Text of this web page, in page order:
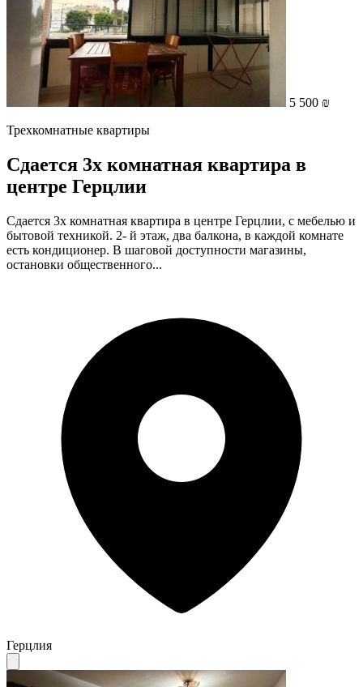
5 500 ₪
Трехкомнатные квартиры
Сдается 3х комнатная квартира в
центре Герцлии
Сдается 3х комнатная квартира в центре Герцлии, с мебелью и
бытовой техникой. 2- й этаж, два балкона, в каждой комнате
есть кондиционер. В шаговой доступности магазины,
остановки общественного...
Герцлия